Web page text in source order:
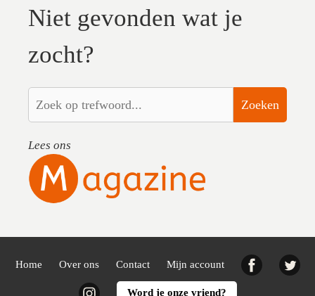
Niet gevonden wat je
zocht?
Zoeken
Lees ons
Home Over ons Contact Mijn account Facebook
InstagramWord je onze vriend?